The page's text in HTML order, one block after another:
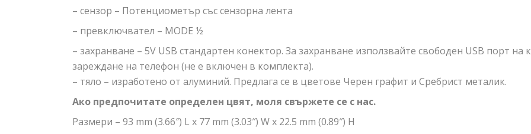
– сензор – Потенциометър със сензорна лента
– превключвател – MODE ½
– захранване – 5V USB стандартен конектор. За захранване използвайте свободен USB порт на
зареждане на телефон (не е включен в комплекта).
– тяло – изработено от алуминий. Предлага се в цветове Черен графит и Сребрист металик.
Ако предпочитате определен цвят, моля свържете се с нас.
Размери – 93 mm (3.66″) L x 77 mm (3.03″) W x 22.5 mm (0.89″) H